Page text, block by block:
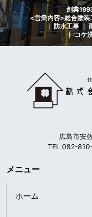
創業
<営業内容>総合塗
｜ 防水工事 ｜
｜ コケ
広島市安
TEL 082-
メニュー
ホーム